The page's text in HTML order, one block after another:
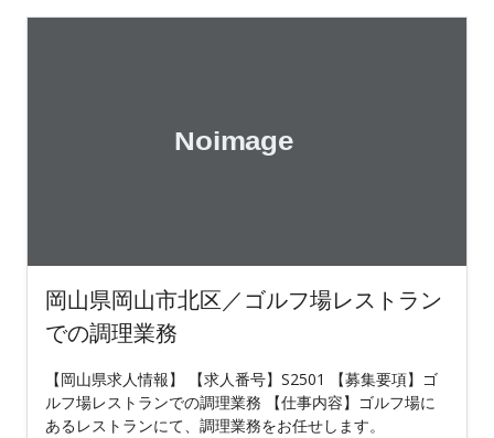
岡山県岡山市北区／ゴルフ場レストラン
での調理業務
【岡山県求人情報】 【求人番号】S2501 【募集要項】ゴ
ルフ場レストランでの調理業務 【仕事内容】ゴルフ場に
あるレストランにて、調理業務をお任せします。